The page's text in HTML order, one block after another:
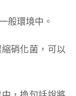
般環境中。
硝化菌，可以